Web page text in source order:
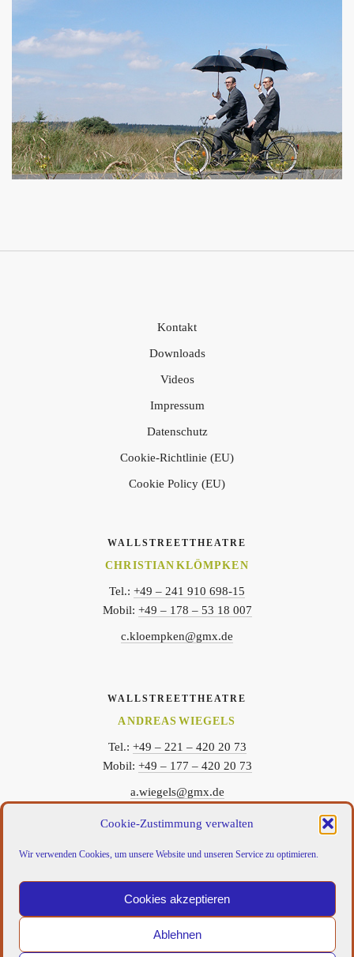
Cookie-Zustimmung verwalten
Wir verwenden Cookies, um unsere Website und unseren Service zu optimieren.
Cookies akzeptieren
Ablehnen
Kontakt
Downloads
Videos
Impressum
Datenschutz
Cookie-Richtlinie (EU)
Cookie Policy (EU)
WALLSTREETTHEATRE
CHRISTIAN KLÖMPKEN
Tel.: +49 – 241 910 698-15
Mobil: +49 – 178 – 53 18 007
c.kloempken@gmx.de
WALLSTREETTHEATRE
ANDREAS WIEGELS
Tel.: +49 – 221 – 420 20 73
Mobil: +49 – 177 – 420 20 73
a.wiegels@gmx.de
FIND US ON:
WallStreetTheatre
on
facebook
WallstreetTheatre
on
vimeo
WallstreetTheatre
on
youtube
WallstreetTheatre
on